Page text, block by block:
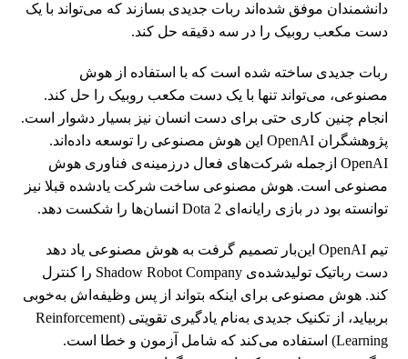
دانشمندان موفق شده‌اند ربات جدیدی بسازند که می‌تواند با یک
دست مکعب روبیک را در سه دقیقه حل کند.
ربات جدیدی ساخته شده است که با استفاده از هوش
مصنوعی، می‌تواند تنها با یک دست مکعب روبیک را حل کند.
انجام چنین کاری حتی برای دست انسان نیز بسیار دشوار است.
پژوهشگران OpenAI این هوش مصنوعی را توسعه داده‌اند.
OpenAI ازجمله شرکت‌های فعال درزمینه‌ی فناوری هوش
مصنوعی است. هوش مصنوعی ساخت شرکت یادشده قبلا نیز
توانسته بود در بازی رایانه‌ای Dota 2 انسان‌ها را شکست دهد.
تیم OpenAI این‌بار تصمیم گرفت به هوش مصنوعی یاد دهد
دست رباتیک تولید‌شده‌ی Shadow Robot Company را کنترل
کند. هوش مصنوعی برای اینکه بتواند از پس وظیفه‌اش به‌خوبی
بربیاید، از تکنیک جدیدی به‌نام یادگیری تقویتی (Reinforcement
Learning) استفاده می‌کند که شامل آزمون و خطا است.